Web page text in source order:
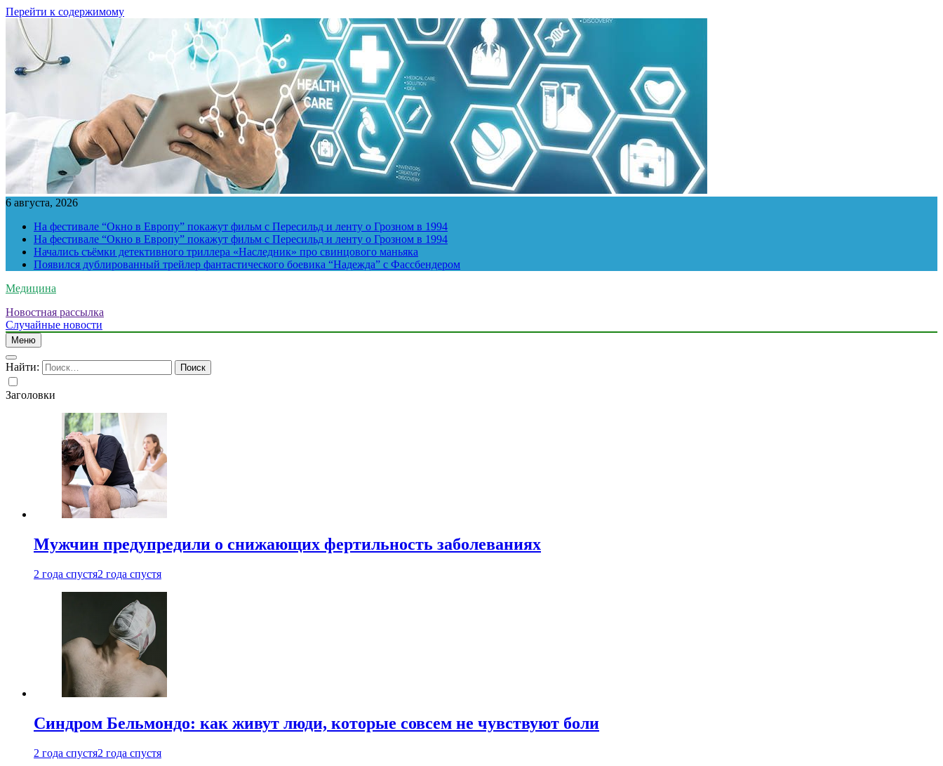
Перейти к содержимому
6 августа, 2026
На фестивале “Окно в Европу” покажут фильм с Пересильд и ленту о Грозном в 1994
На фестивале “Окно в Европу” покажут фильм с Пересильд и ленту о Грозном в 1994
Начались съёмки детективного триллера «Наследник» про свинцового маньяка
Появился дублированный трейлер фантастического боевика “Надежда” с Фассбендером
Медицина
Новостная рассылка
Случайные новости
Меню
Найти:
Заголовки
Мужчин предупредили о снижающих фертильность заболеваниях
2 года спустя2 года спустя
Синдром Бельмондо: как живут люди, которые совсем не чувствуют боли
2 года спустя2 года спустя